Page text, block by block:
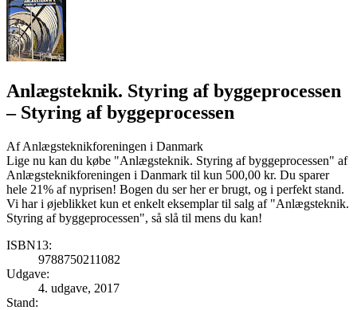
Anlægsteknik. Styring af byggeprocessen
– Styring af byggeprocessen
AfAnlægsteknikforeningen i Danmark
Lige nu kan du købe "Anlægsteknik. Styring af byggeprocessen" af
Anlægsteknikforeningen i Danmark til kun 500,00 kr. Du sparer
hele 21% af nyprisen! Bogen du ser her er brugt, og i perfekt stand.
Vi har i øjeblikket kun et enkelt eksemplar til salg af "Anlægsteknik.
Styring af byggeprocessen", så slå til mens du kan!
ISBN13:
9788750211082
Udgave:
4. udgave, 2017
Stand: